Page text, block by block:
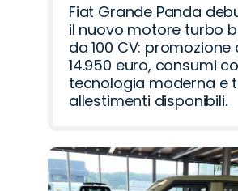
Fiat Grande Panda
il nuovo motore turbo
da 100 CV: promozione
14.950 euro, consumi
tecnologia moderna e
allestimenti disponibili.